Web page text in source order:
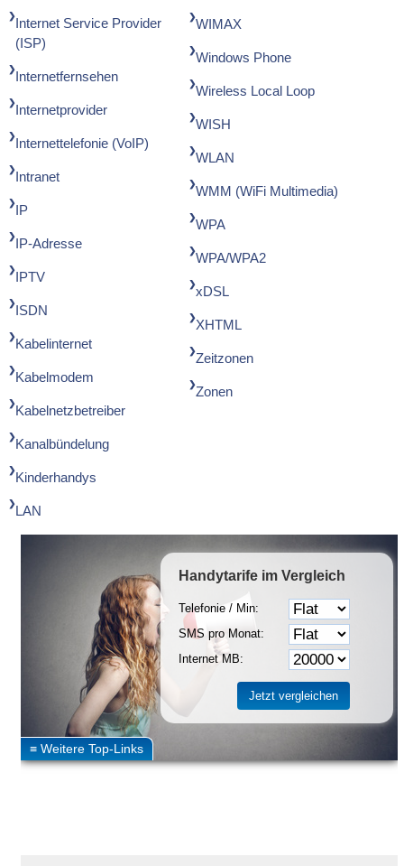
Internet Service Provider
(ISP)
Internetfernsehen
Internetprovider
Internettelefonie (VoIP)
Intranet
IP
IP-Adresse
IPTV
ISDN
Kabelinternet
Kabelmodem
Kabelnetzbetreiber
Kanalbündelung
Kinderhandys
LAN
WIMAX
Windows Phone
Wireless Local Loop
WISH
WLAN
WMM (WiFi Multimedia)
WPA
WPA/WPA2
xDSL
XHTML
Zeitzonen
Zonen
Handytarife im Vergleich
Telefonie / Min:
SMS pro Monat:
Internet MB: